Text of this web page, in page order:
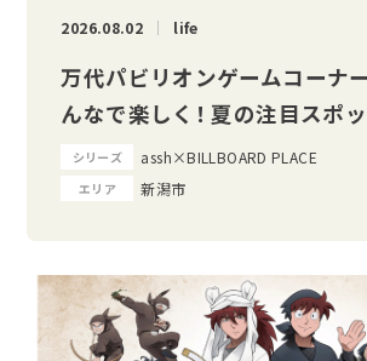
2026.08.02 life
万代パビリオンゲームコーナ
んなで楽しく！ 夏の注目スポ
シリーズ assh×BILLBOARD PLACE
エリア 新潟市